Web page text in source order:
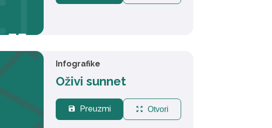
Infografike
Oživi sunnet
save Preuzmi zoom_out_map Otvori